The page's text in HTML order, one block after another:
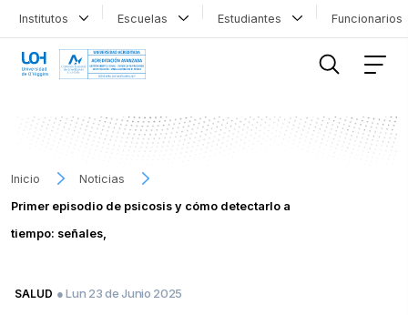
Institutos Escuelas Estudiantes
Inicio
Noticias
Primer episodio de psicosis y cómo detectarlo a
tiempo: señales,
SALUD ● Lun 23 de Junio 2025